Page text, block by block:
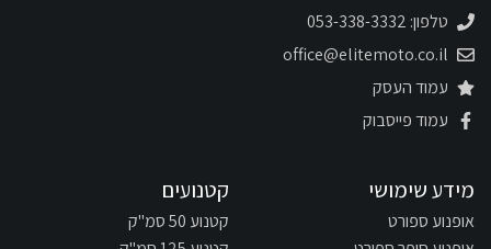
טלפון: 053-338-3332
office@elitemoto.co.il
עמוד העסק
עמוד פייסבוק
מידע שימושי
אופנוע ספורט
קטנועים
קטנוע 50 סמ"ק